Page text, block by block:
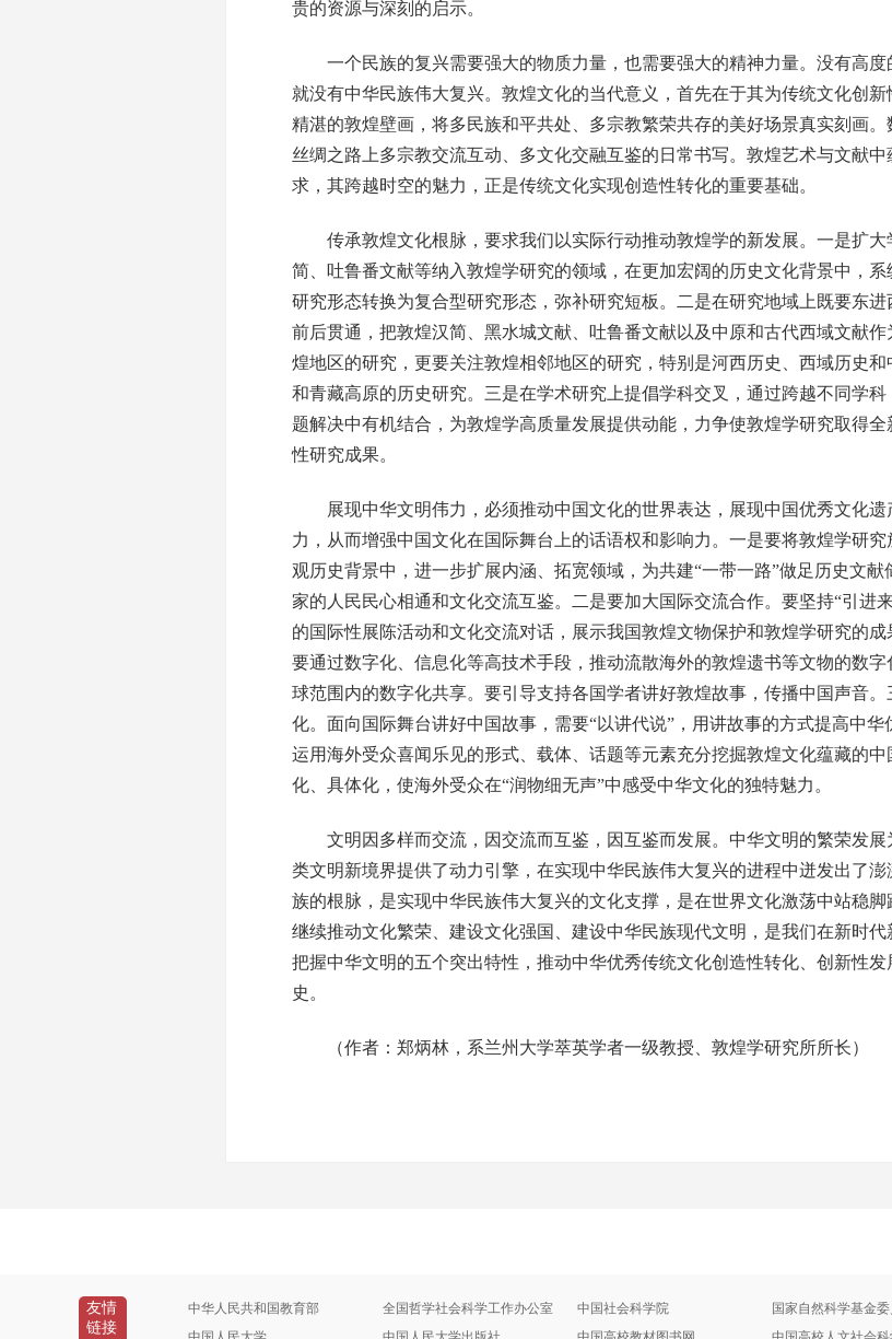
贵的资源与深刻的启示。
一个民族的复兴需要强大的物质力量，也需要强大的精神力量。没有高度
就没有中华民族伟大复兴。敦煌文化的当代意义，首先在于其为传统文化创
精湛的敦煌壁画，将多民族和平共处、多宗教繁荣共存的美好场景真实刻画
丝绸之路上多宗教交流互动、多文化交融互鉴的日常书写。敦煌艺术与文献
求，其跨越时空的魅力，正是传统文化实现创造性转化的重要基础。
传承敦煌文化根脉，要求我们以实际行动推动敦煌学的新发展。一是扩大
简、吐鲁番文献等纳入敦煌学研究的领域，在更加宏阔的历史文化背景中，
研究形态转换为复合型研究形态，弥补研究短板。二是在研究地域上既要东
前后贯通，把敦煌汉简、黑水城文献、吐鲁番文献以及中原和古代西域文献
煌地区的研究，更要关注敦煌相邻地区的研究，特别是河西历史、西域历史
和青藏高原的历史研究。三是在学术研究上提倡学科交叉，通过跨越不同学
题解决中有机结合，为敦煌学高质量发展提供动能，力争使敦煌学研究取得
性研究成果。
展现中华文明伟力，必须推动中国文化的世界表达，展现中国优秀文化遗
力，从而增强中国文化在国际舞台上的话语权和影响力。一是要将敦煌学研
观历史背景中，进一步扩展内涵、拓宽领域，为共建“一带一路”做足历史文
家的人民民心相通和文化交流互鉴。二是要加大国际交流合作。要坚持“引进
的国际性展陈活动和文化交流对话，展示我国敦煌文物保护和敦煌学研究的成
要通过数字化、信息化等高技术手段，推动流散海外的敦煌遗书等文物的数
球范围内的数字化共享。要引导支持各国学者讲好敦煌故事，传播中国声音
化。面向国际舞台讲好中国故事，需要“以讲代说”，用讲故事的方式提高中
运用海外受众喜闻乐见的形式、载体、话题等元素充分挖掘敦煌文化蕴藏的
化、具体化，使海外受众在“润物细无声”中感受中华文化的独特魅力。
文明因多样而交流，因交流而互鉴，因互鉴而发展。中华文明的繁荣发展
类文明新境界提供了动力引擎，在实现中华民族伟大复兴的进程中迸发出了
族的根脉，是实现中华民族伟大复兴的文化支撑，是在世界文化激荡中站稳脚
继续推动文化繁荣、建设文化强国、建设中华民族现代文明，是我们在新时
把握中华文明的五个突出特性，推动中华优秀传统文化创造性转化、创新性
史。
（作者：郑炳林，系兰州大学萃英学者一级教授、敦煌学研究所所长）
友情
链接
中华人民共和国教育部 全国哲学社会科学工作办公室 中国社会科学院 国家自然科学基金